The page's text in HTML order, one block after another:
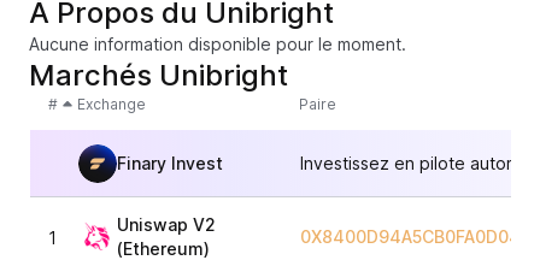
À Propos du Unibright
Aucune information disponible pour le moment.
Marchés Unibright
# Exchange Paire
Finary Invest Investissez en pilote
1
Uniswap V2
(Ethereum)